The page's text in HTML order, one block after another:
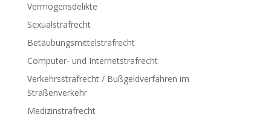
Vermögensdelikte
Sexualstrafrecht
Betäubungsmittelstrafrecht
Computer- und Internetstrafrecht
Verkehrsstrafrecht / Bußgeldverfahren im
Straßenverkehr
Medizinstrafrecht